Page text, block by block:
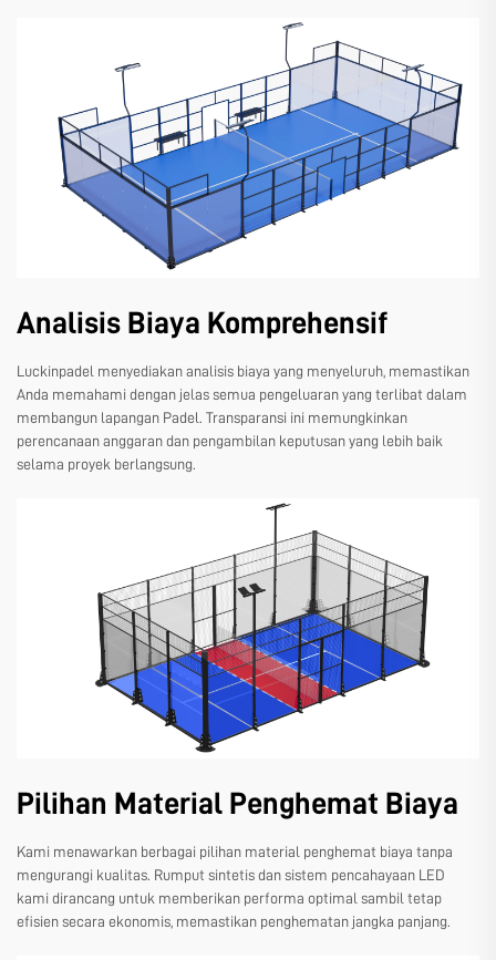
Analisis Biaya Komprehensif
Luckinpadel menyediakan analisis biaya yang menyeluruh, memastikan
Anda memahami dengan jelas semua pengeluaran yang terlibat dalam
membangun lapangan Padel. Transparansi ini memungkinkan
perencanaan anggaran dan pengambilan keputusan yang lebih baik
selama proyek berlangsung.
Pilihan Material Penghemat Biaya
Kami menawarkan berbagai pilihan material penghemat biaya tanpa
mengurangi kualitas. Rumput sintetis dan sistem pencahayaan LED
kami dirancang untuk memberikan performa optimal sambil tetap
efisien secara ekonomis, memastikan penghematan jangka panjang.